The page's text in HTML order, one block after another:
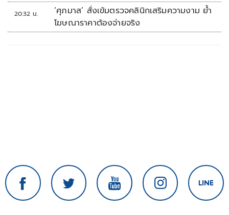
20:32 น.
‘ศุภมาส’ สั่งเข้มตรวจคลินิกเสริมความงาม ย้ำ
โฆษณาราคาต้องจ่ายจริง